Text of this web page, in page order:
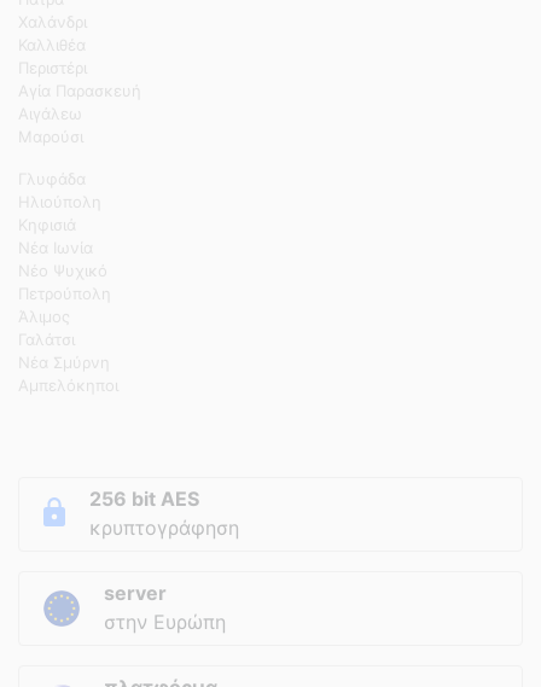
Χαλάνδρι
Καλλιθέα
Περιστέρι
Αγία Παρασκευή
Αιγάλεω
Μαρούσι
Γλυφάδα
Ηλιούπολη
Κηφισιά
Νέα Ιωνία
Νέο Ψυχικό
Πετρούπολη
Άλιμος
Γαλάτσι
Νέα Σμύρνη
Αμπελόκηποι
256 bit AES
κρυπτογράφηση
server
στην Ευρώπη